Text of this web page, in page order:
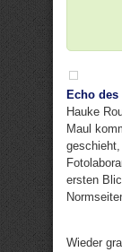
Echo des
Hauke
Maul
ersten
Wieder